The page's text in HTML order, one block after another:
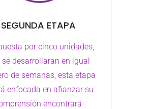
SEGUNDA ETAPA
por cinco unidades,
se desarrollaran en igual
de semanas, esta etapa
enfocada en afianzar su
encontrará